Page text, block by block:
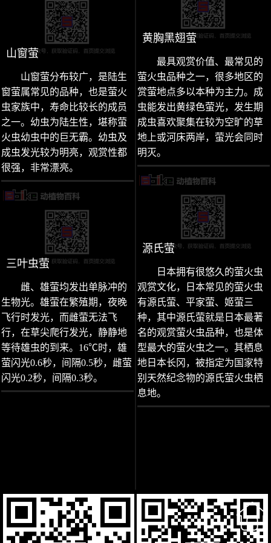
山窗萤
山窗萤分布较广，是陆生
窗萤属常见的品种，也是萤火
虫家族中，寿命比较长的成员
之一。幼虫为陆生性，堪称萤
火虫幼虫中的巨无霸。幼虫及
成虫发光较为明亮，观赏性都
很强，非常漂亮。
三叶虫萤
雌、雄萤均发出单脉冲的
生物光。雄萤在繁殖期，夜晚
飞行时发光，而雌萤无法飞
行，在草尖爬行发光，静静地
等待雄虫的到来。16℃时，雄
萤闪光0.6秒，间隔0.5秒，雌萤
闪光0.2秒，间隔0.3秒。
黄胸黑翅萤
最具观赏价值、最常见的
萤火虫品种之一，很多地区的
赏萤地点多以本种为主力。成
虫能发出黄绿色萤光，发生期
成虫喜欢聚集在较为空旷的草
地上或河床两岸，萤光会同时
明灭。
源氏萤
日本拥有很悠久的萤火虫
观赏文化，日本常见的萤火虫
有源氏萤、平家萤、姬萤三
种，其中源氏萤就是日本最著
名的观赏萤火虫品种，也是体
型最大的萤火虫之一。其栖息
地日本长冈，被指定为国家特
别天然纪念物的源氏萤火虫栖
息地。